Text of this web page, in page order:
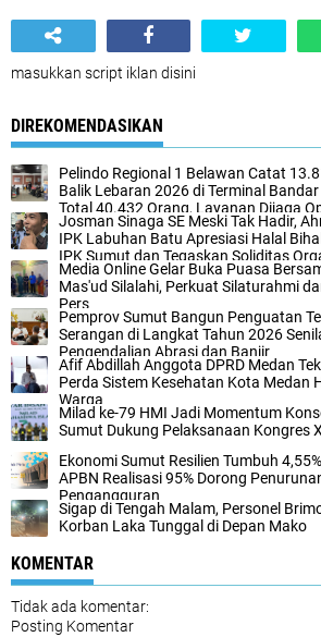
masukkan script iklan disini
DIREKOMENDASIKAN
Pelindo Regional 1 Belawan Catat
Balik Lebaran 2026 di Terminal
Total 40.432 Orang, Layanan Dijaga
Josman Sinaga SE Meski Tak Hadir,
IPK Labuhan Batu Apresiasi Halal
IPK Sumut dan Tegaskan Soliditas
dan Kompak.
Media Online Gelar Buka Puasa
Mas'ud Silalahi, Perkuat Silaturahmi
Pers
Pemprov Sumut Bangun Penguatan
Serangan di Langkat Tahun 2026
Pengendalian Abrasi dan Banjir
Afif Abdillah Anggota DPRD Medan
Perda Sistem Kesehatan Kota Medan
Warga
Milad ke-79 HMI Jadi Momentum
Sumut Dukung Pelaksanaan Kongres
Ekonomi Sumut Resilien Tumbuh
APBN Realisasi 95% Dorong
Pengangguran
Sigap di Tengah Malam, Personel
Korban Laka Tunggal di Depan Mako
KOMENTAR
Tidak ada komentar:
Posting Komentar